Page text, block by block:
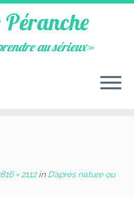
Péranche
au sérieux»
× 2112inD’après nature ou